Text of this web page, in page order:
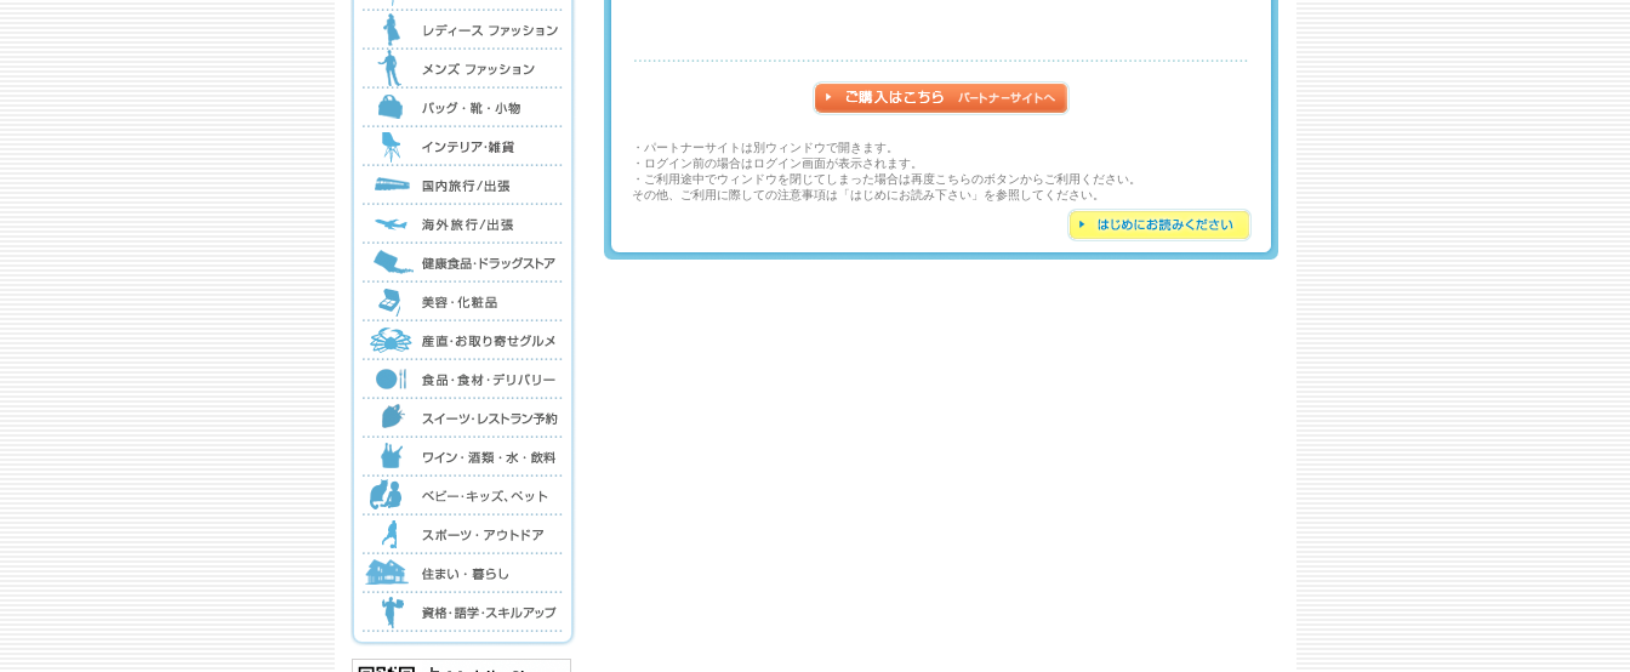
・パートナーサイトは別ウィンドウで開きます。
・ログイン前の場合はログイン画面が表示されます。
・ご利用途中でウィンドウを閉じてしまった場合は再度こちらのボタンからご利用ください。
その他、ご利用に際しての注意事項は「はじめにお読み下さい」を参照してください。